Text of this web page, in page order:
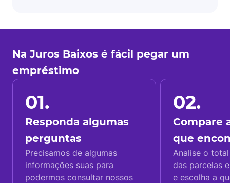
Na Juros Baixos é fácil pegar um
empréstimo
01.
Responda algumas
perguntas
Precisamos de algumas
informações suas para
podermos consultar nossos
02.
Compare
que
Analise o
das parcelas
e escolha a